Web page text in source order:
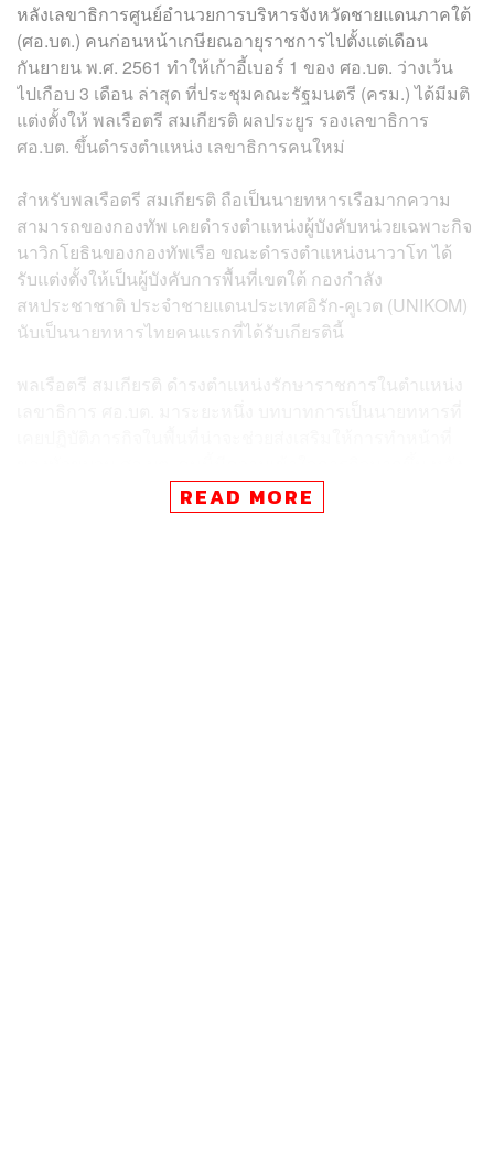
หลังเลขาธิการศูนย์อำนวยการบริหารจังหวัดชายแดนภาคใต้
(ศอ.บต.) คนก่อนหน้าเกษียณอายุราชการไปตั้งแต่เดือน
กันยายน พ.ศ. 2561 ทำให้เก้าอี้เบอร์ 1 ของ ศอ.บต. ว่างเว้น
ไปเกือบ 3 เดือน ล่าสุด ที่ประชุมคณะรัฐมนตรี (ครม.) ได้มีมติ
แต่งตั้งให้ พลเรือตรี สมเกียรติ ผลประยูร รองเลขาธิการ
ศอ.บต. ขึ้นดำรงตำแหน่ง เลขาธิการคนใหม่
สำหรับพลเรือตรี สมเกียรติ ถือเป็นนายทหารเรือมากความ
สามารถของกองทัพ เคยดำรงตำแหน่งผู้บังคับหน่วยเฉพาะกิจ
นาวิกโยธินของกองทัพเรือ ขณะดำรงตำแหน่งนาวาโท ได้
รับแต่งตั้งให้เป็นผู้บังคับการพื้นที่เขตใต้ กองกำลัง
สหประชาชาติ ประจำชายแดนประเทศอิรัก-คูเวต (UNIKOM)
นับเป็นนายทหารไทยคนแรกที่ได้รับเกียรตินี้
พลเรือตรี สมเกียรติ ดำรงตำแหน่งรักษาราชการในตำแหน่ง
เกิดเหตุสะเทือนความรู้สึกคนไทยทั้งประเทศ จากกรณีกลุ่ม
โจรใต้ลอบยิงพระสงฆ์ ในอำเภอสุไหงปาดี จังหวัดนราธิวาส
READ MORE